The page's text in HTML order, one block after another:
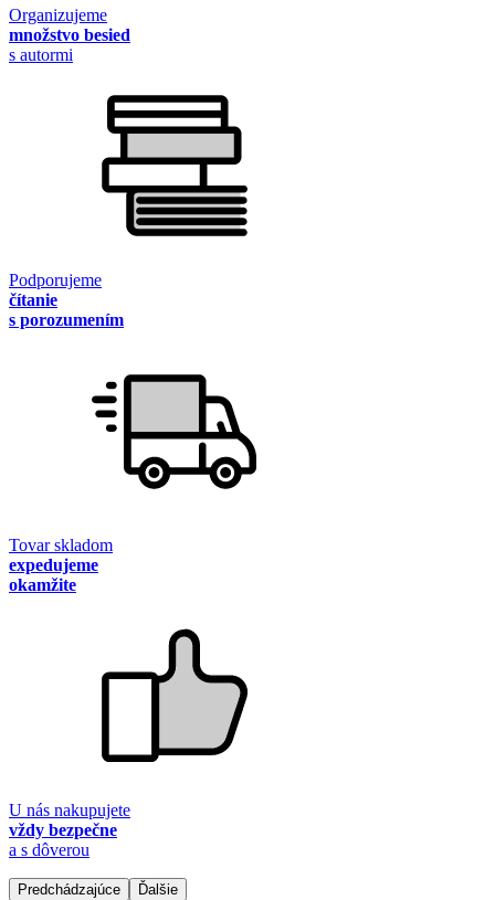
Organizujeme
množstvo besied
s autormi
Podporujeme
čítanie
s porozumením
Tovar skladom
expedujeme
okamžite
U nás nakupujete
vždy bezpečne
a s dôverou
Predchádzajúce Ďalšie